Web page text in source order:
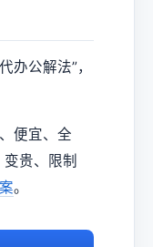
办公解法”，
便宜、全
贵、限制
。